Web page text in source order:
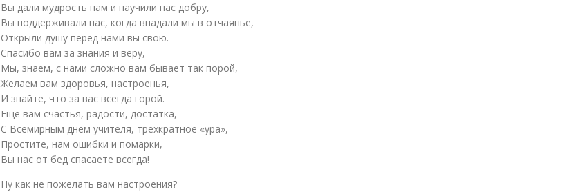
Вы дали мудрость нам и научили нас добру,
Вы поддерживали нас, когда впадали мы в отчаянье,
Открыли душу перед нами вы свою.
Спасибо вам за знания и веру,
Мы, знаем, с нами сложно вам бывает так порой,
Желаем вам здоровья, настроенья,
И знайте, что за вас всегда горой.
Еще вам счастья, радости, достатка,
С Всемирным днем учителя, трехкратное «ура»,
Простите, нам ошибки и помарки,
Вы нас от бед спасаете всегда!
Ну как не пожелать вам настроения?